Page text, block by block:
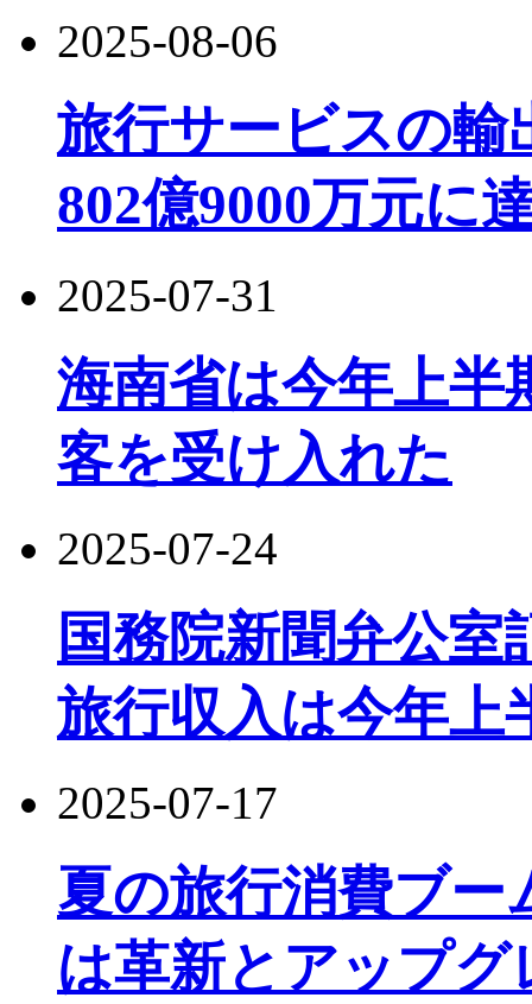
2025-08-06
旅行サービスの輸
802億9000万元に
2025-07-31
海南省は今年上半
客を受け入れた
2025-07-24
国務院新聞弁公
旅行収入は今年上
2025-07-17
夏の旅行消費ブー
は革新とアップグ